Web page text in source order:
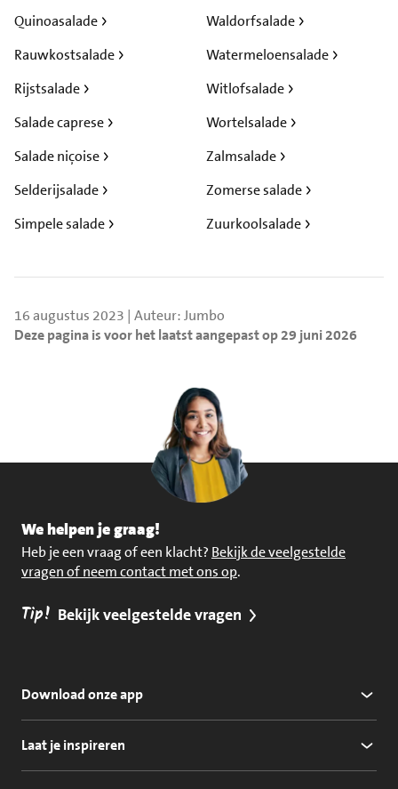
Quinoasalade
Rauwkostsalade
Rijstsalade
Salade caprese
Salade niçoise
Selderijsalade
Simpele salade
Waldorfsalade
Watermeloensalade
Witlofsalade
Wortelsalade
Zalmsalade
Zomerse salade
Zuurkoolsalade
16 augustus 2023 | Auteur: Jumbo
Deze pagina is voor het laatst aangepast op 29 juni 2026
We helpen je graag!
Heb je een vraag of een klacht? Bekijk de veelgestelde
vragen of neem contact met ons op.
Tip! Bekijk veelgestelde vragen
Download onze app
Laat je inspireren